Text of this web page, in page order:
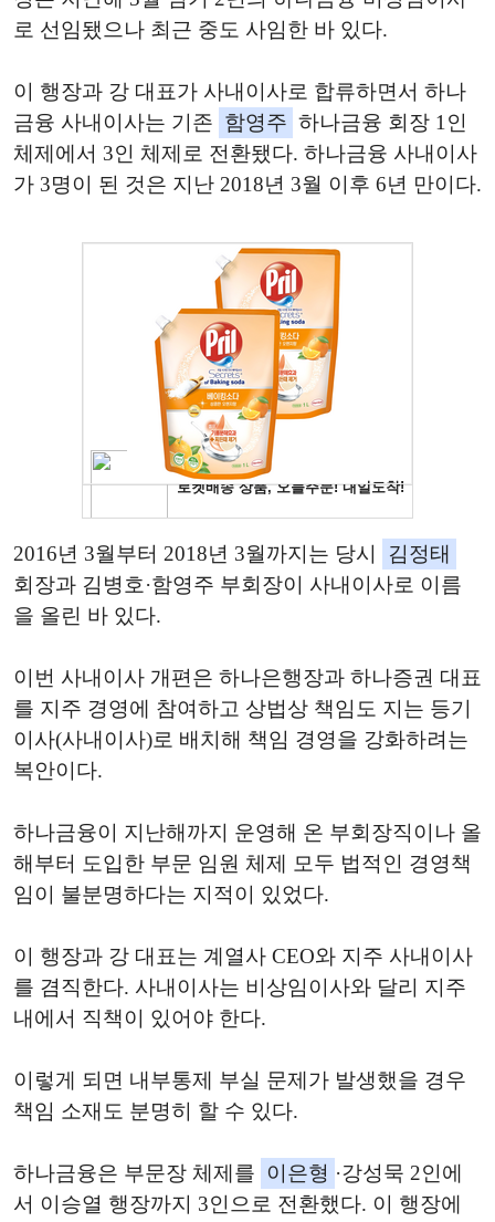
로 선임됐으나 최근 중도 사임한 바 있다.
이 행장과 강 대표가 사내이사로 합류하면서 하나
금융 사내이사는 기존 함영주 하나금융 회장 1인
체제에서 3인 체제로 전환됐다. 하나금융 사내이사
가 3명이 된 것은 지난 2018년 3월 이후 6년 만이다.
2016년 3월부터 2018년 3월까지는 당시
김정태
회장과 김병호·함영주 부회장이 사내이사로 이름
을 올린 바 있다.
이번 사내이사 개편은 하나은행장과 하나증권 대표
를 지주 경영에 참여하고 상법상 책임도 지는 등기
이사(사내이사)로 배치해 책임 경영을 강화하려는
복안이다.
하나금융이 지난해까지 운영해 온 부회장직이나 올
해부터 도입한 부문 임원 체제 모두 법적인 경영책
임이 불분명하다는 지적이 있었다.
이 행장과 강 대표는 계열사 CEO와 지주 사내이사
를 겸직한다. 사내이사는 비상임이사와 달리 지주
내에서 직책이 있어야 한다.
이렇게 되면 내부통제 부실 문제가 발생했을 경우
책임 소재도 분명히 할 수 있다.
하나금융은 부문장 체제를 이은형 ·강성묵 2인에
서 이승열 행장까지 3인으로 전환했다. 이 행장에